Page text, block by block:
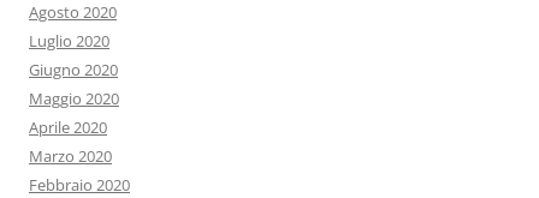
Agosto 2020
Luglio 2020
Giugno 2020
Maggio 2020
Aprile 2020
Marzo 2020
Febbraio 2020